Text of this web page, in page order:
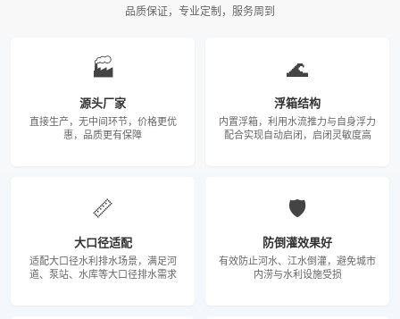
品质保证，专业定制，服务周到
🏭
源头厂家
直接生产，无中间环节，价格更优
惠，品质更有保障
🌊
浮箱结构
内置浮箱，利用水流推力与自身浮力
配合实现自动启闭，启闭灵敏度高
📏
大口径适配
适配大口径水利排水场景，满足河
道、泵站、水库等大口径排水需求
🛡️
防倒灌效果好
有效防止河水、江水倒灌，避免城市
内涝与水利设施受损